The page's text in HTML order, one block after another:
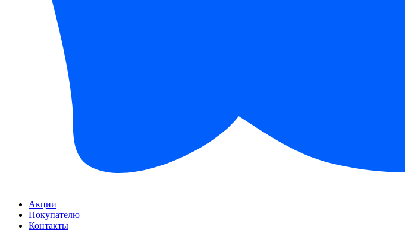
Акции
Покупателю
Контакты